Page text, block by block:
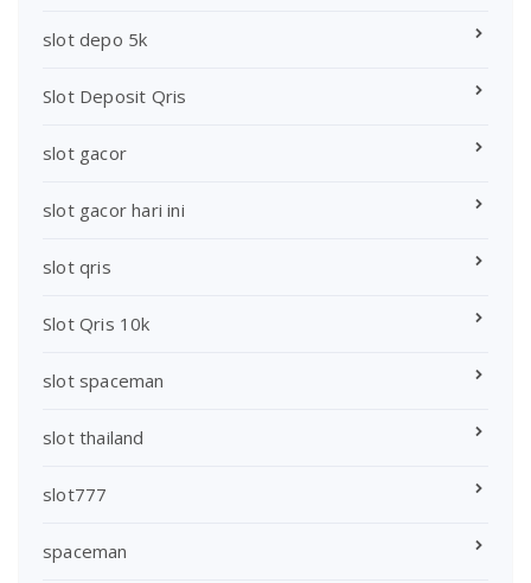
slot depo 5k
Slot Deposit Qris
slot gacor
slot gacor hari ini
slot qris
Slot Qris 10k
slot spaceman
slot thailand
slot777
spaceman